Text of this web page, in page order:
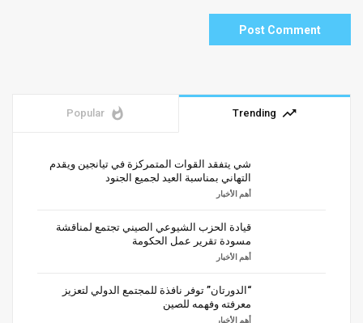
trending_up
Trending
whatshot
Popular
شي يتفقد القوات المتمركزة في تيانجين ويقدم
التهاني بمناسبة العيد لجميع الجنود
أهم الأخبار
قيادة الحزب الشيوعي الصيني تجتمع لمناقشة
مسودة تقرير عمل الحكومة
أهم الأخبار
“الدورتان” توفر نافذة للمجتمع الدولي لتعزيز
معرفته وفهمه للصين
أهم الأخبار